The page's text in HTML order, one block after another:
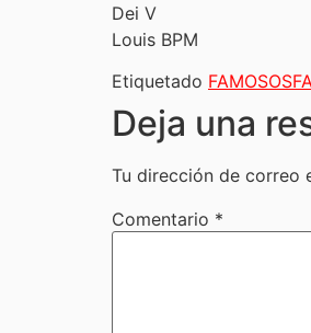
Dei V
Louis BPM
Etiquetado FAMOSOS
Deja una
Tu dirección de correo
Comentario *